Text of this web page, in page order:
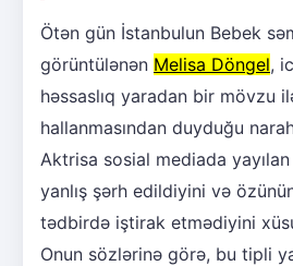
Ötən gün İstanbulun Bebek
görüntülənən Melisa Döngel,
həssaslıq yaradan bir mövzu
hallanmasından duyduğu
Aktrisa sosial mediada
yanlış şərh edildiyini və
tədbirdə iştirak etmədiyini
Onun sözlərinə görə, bu tipli